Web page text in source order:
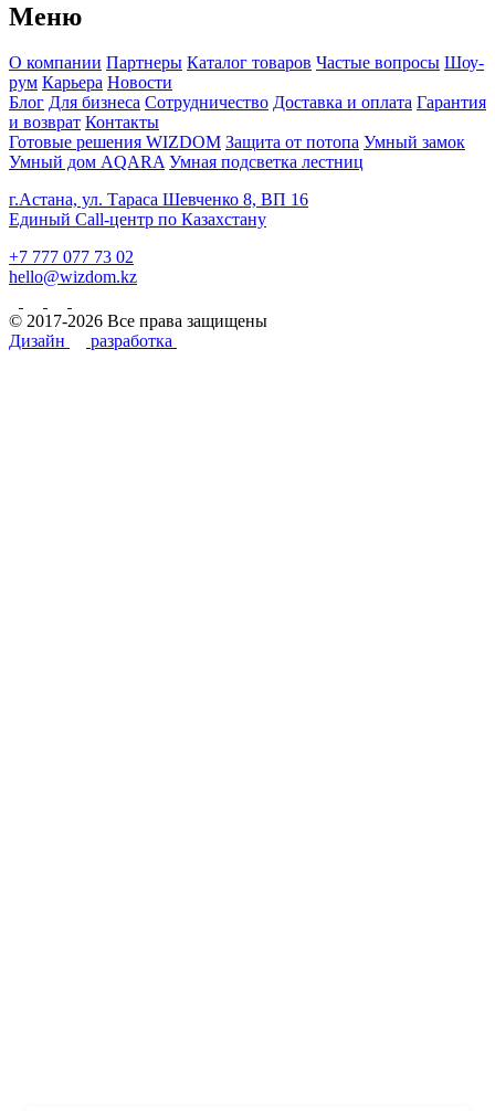
Меню
О компании Партнеры Каталог товаров Частые вопросы Шоу-
рум Карьера Новости
Блог Для бизнеса Сотрудничество Доставка и оплата Гарантия
и возврат Контакты
Готовые решения WIZDOM Защита от потопа Умный замок
Умный дом AQARA Умная подсветка лестниц
г.Астана, ул. Тараса Шевченко 8, ВП 16
Единый Call-центр по Казахстану
+7 777 077 73 02
hello@wizdom.kz
© 2017-2026 Все права защищены
Дизайн
разработка